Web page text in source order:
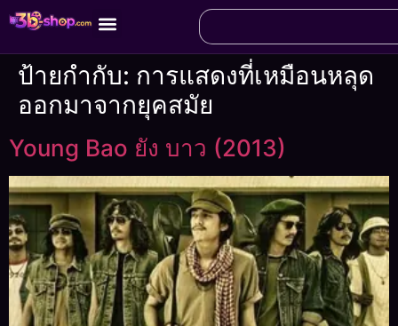
ป้ายกำกับ: การแสดงที่เหมือนหลุด
ออกมาจากยุคสมัย
Young Bao ยัง บาว (2013)